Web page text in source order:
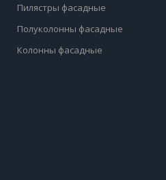
Пилястры фасадные
Полуколонны фасадные
Колонны фасадные